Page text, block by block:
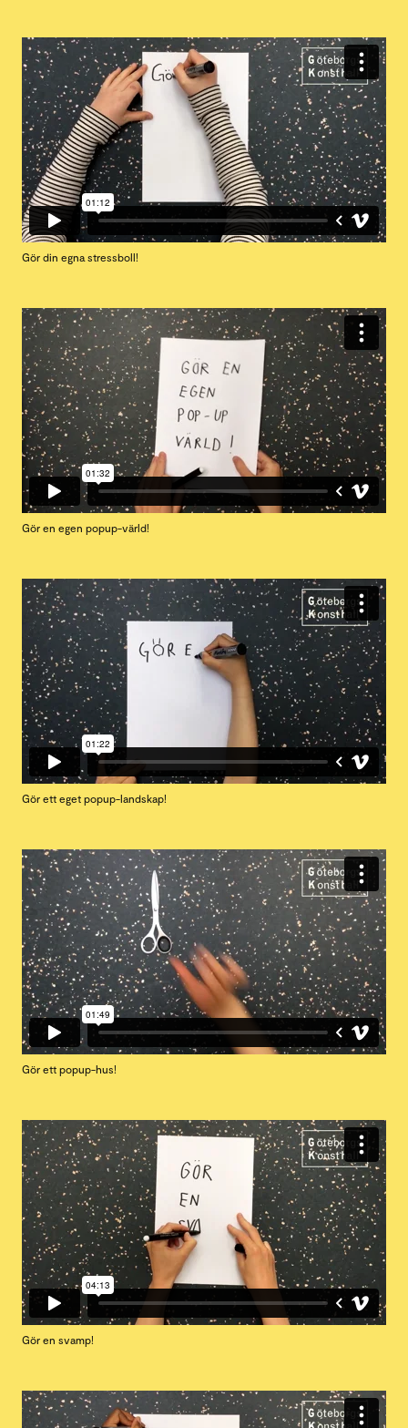
Gör din egna stressboll!
Gör en egen popup-värld!
Gör ett eget popup-landskap!
Gör ett popup-hus!
Gör en svamp!